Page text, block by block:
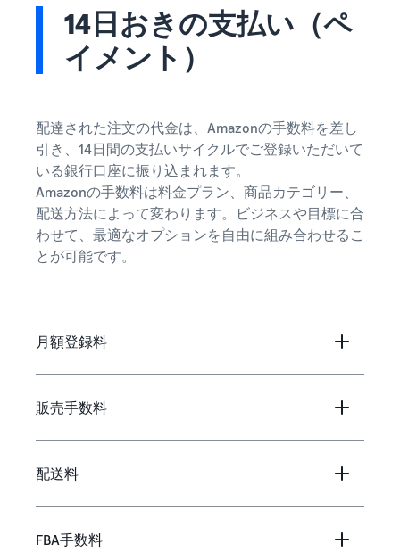
14日おきの支払い（ペ
イメント）
配達された注文の代金は、Amazonの手数料を差し
引き、14日間の支払いサイクルでご登録いただいて
いる銀行口座に振り込まれます。
Amazonの手数料は料金プラン、商品カテゴリー、
配送方法によって変わります。ビジネスや目標に合
わせて、最適なオプションを自由に組み合わせるこ
とが可能です。
月額登録料
販売手数料
配送料
FBA手数料